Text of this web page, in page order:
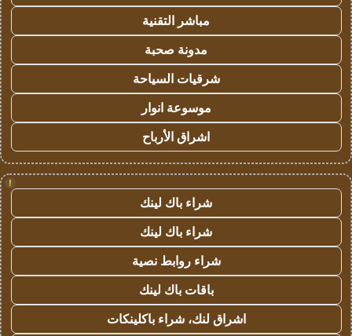
مباشر التقنية
مدونة صحبة
شرقيات السياحة
موسوعة انوار
اشراق الأرباح
!
شراء باك لينك
شراء باك لينك
شراء روابط نصية
باقات باك لينك
اشراق لنك، شراء باكلينكات